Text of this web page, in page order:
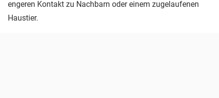
engeren Kontakt zu Nachbarn oder einem zugelaufenen
Haustier.